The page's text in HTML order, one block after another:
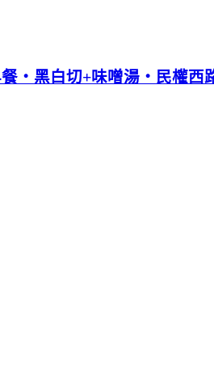
‧黑白切+味噌湯‧民權西